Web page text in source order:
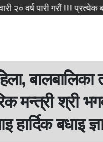
वर्ष पारी गरौं !!!
बालबालिका
मन्त्री श्री
हार्दिक बधाइ